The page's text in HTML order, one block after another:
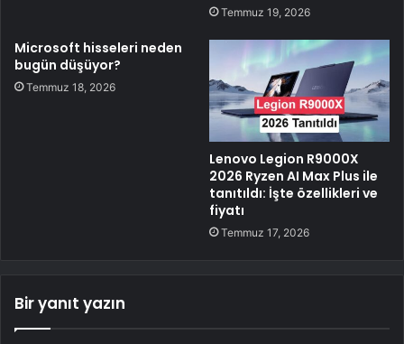
Temmuz 19, 2026
Microsoft hisseleri neden
bugün düşüyor?
Temmuz 18, 2026
Lenovo Legion R9000X
2026 Ryzen AI Max Plus ile
tanıtıldı: İşte özellikleri ve
fiyatı
Temmuz 17, 2026
Bir yanıt yazın